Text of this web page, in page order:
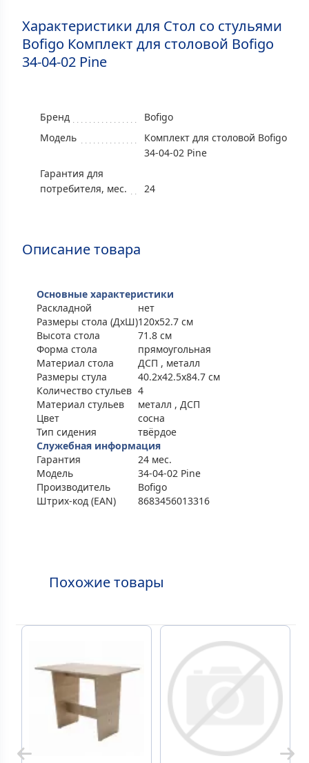
Характеристики для Стол со стульями
Bofigo Комплект для столовой Bofigo
34-04-02 Pine
Бренд
Bofigo
Модель
Комплект для столовой Bofigo
34-04-02 Pine
Гарантия для
потребителя, мес.
24
Описание товара
Основные характеристики
Раскладной
нет
Размеры стола (ДхШ)120x52.7 см
Высота стола
71.8 см
Форма стола
прямоугольная
Материал стола
ДСП , металл
Размеры стула
40.2x42.5x84.7 см
Количество стульев 4
Материал стульев
металл , ДСП
Цвет
сосна
Тип сидения
твёрдое
Служебная информация
Гарантия
24 мес.
Модель
34-04-02 Pine
Производитель
Bofigo
Штрих-код (EAN)
8683456013316
Похожие товары